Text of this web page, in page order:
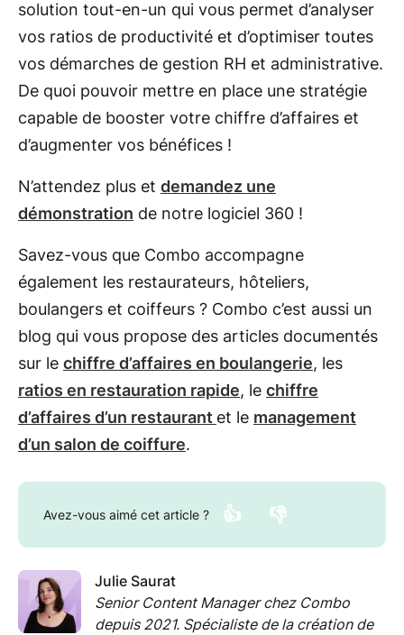
solution tout-en-un qui vous permet d’analyser
vos ratios de productivité et d’optimiser toutes
vos démarches de gestion RH et administrative.
De quoi pouvoir mettre en place une stratégie
capable de booster votre chiffre d’affaires et
d’augmenter vos bénéfices !
N’attendez plus et demandez une
démonstration de notre logiciel 360 !
Savez-vous que Combo accompagne
également les restaurateurs, hôteliers,
boulangers et coiffeurs ? Combo c’est aussi un
blog qui vous propose des articles documentés
sur le chiffre d’affaires en boulangerie, les
ratios en restauration rapide, le chiffre
d’affaires d’un restaurant et le management
d’un salon de coiffure.
Avez-vous aimé cet article ? 👍 👎
Julie Saurat
Senior Content Manager chez Combo
depuis 2021. Spécialiste de la création de